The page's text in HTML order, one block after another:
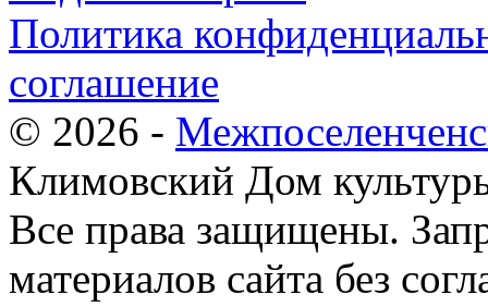
Политика
соглашение
© 2026 -
Климовский Дом
Все права защищены.
материалов сайта без